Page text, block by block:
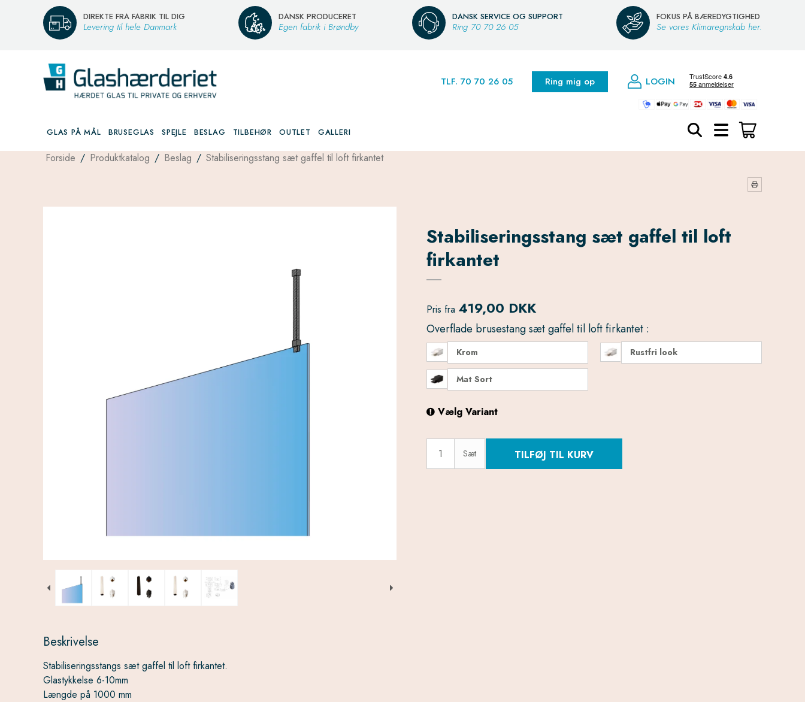
DIREKTE FRA FABRIK TIL DIG
Levering til hele Danmark
DANSK PRODUCERET
Egen fabrik i Brøndby
DANSK SERVICE OG SUPPORT
Ring 70 70 26 05
FOKUS PÅ BÆREDYGTIGHED
Se vores Klimaregnskab her.
TLF. 70 70 26 05 Ring mig op LOGIN
GLAS PÅ MÅL BRUSEGLAS SPEJLE BESLAG TILBEHØR OUTLET GALLERI
Forside / Produktkatalog / Beslag / Stabiliseringsstang sæt gaffel til loft firkantet
Stabiliseringsstang sæt gaffel til loft
firkantet
Pris fra 419,00 DKK
Overflade brusestang sæt gaffel til loft firkantet :
Krom Rustfri look
Mat Sort
Vælg Variant
Sæt TILFØJ TIL KURV
Beskrivelse
Stabiliseringsstangs sæt gaffel til loft firkantet.
Glastykkelse 6-10mm
Længde på 1000 mm